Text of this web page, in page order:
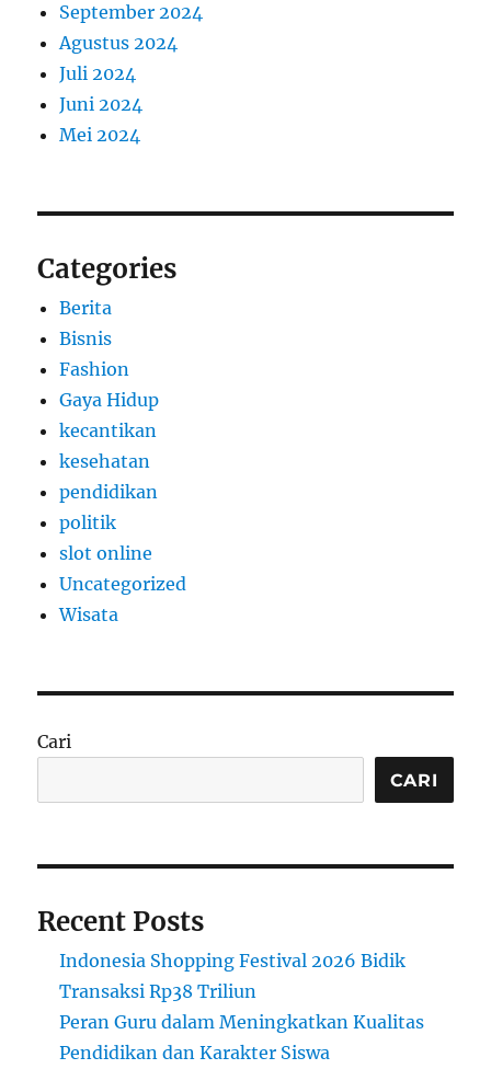
September 2024
Agustus 2024
Juli 2024
Juni 2024
Mei 2024
Categories
Berita
Bisnis
Fashion
Gaya Hidup
kecantikan
kesehatan
pendidikan
politik
slot online
Uncategorized
Wisata
Cari
CARI
Recent Posts
Indonesia Shopping Festival 2026 Bidik
Transaksi Rp38 Triliun
Peran Guru dalam Meningkatkan Kualitas
Pendidikan dan Karakter Siswa